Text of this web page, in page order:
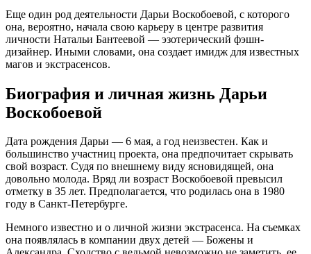
Еще один род деятельности Дарьи Воскобоевой, с которого
она, вероятно, начала свою карьеру в центре развития
личности Натальи Бантеевой — эзотерический фэшн-
дизайнер. Иными словами, она создает имидж для известных
магов и экстрасенсов.
Биография и личная жизнь Дарьи
Воскобоевой
Дата рождения Дарьи — 6 мая, а год неизвестен. Как и
большинство участниц проекта, она предпочитает скрывать
свой возраст. Судя по внешнему виду ясновидящей, она
довольно молода. Вряд ли возраст Воскобоевой превысил
отметку в 35 лет. Предполагается, что родилась она в 1980
году в Санкт-Петербурге.
Немного известно и о личной жизни экстрасенса. На съемках
она появлялась в компании двух детей — Божены и